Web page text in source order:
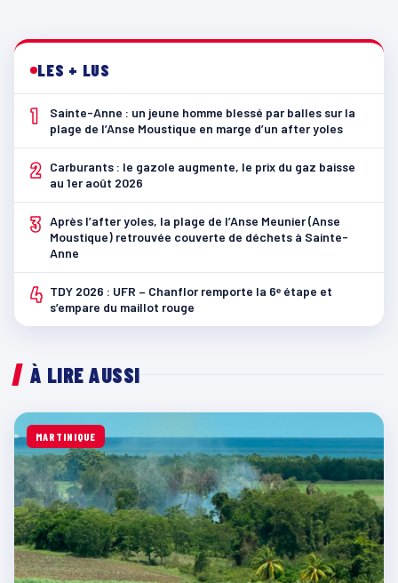
LES + LUS
1
Sainte-Anne : un jeune homme blessé par balles sur la
plage de l’Anse Moustique en marge d’un after yoles
2
Carburants : le gazole augmente, le prix du gaz baisse
au 1er août 2026
3 Après l’after yoles, la plage de l’Anse Meunier (Anse
Moustique) retrouvée couverte de déchets à Sainte-
Anne
4 TDY 2026 : UFR – Chanflor remporte la 6ᵉ étape et
s’empare du maillot rouge
À LIRE AUSSI
MARTINIQUE